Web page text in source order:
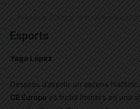
Esports
Yago López
Després d’assolir un ascens històric
CE Europa es troba immers en una